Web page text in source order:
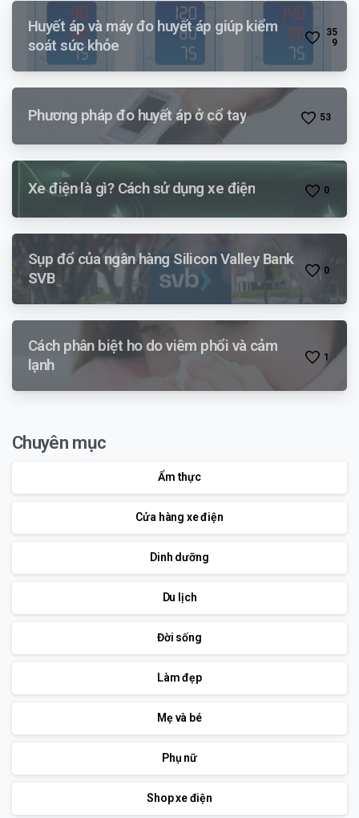
Huyết áp và máy đo huyết áp giúp kiểm
soát sức khỏe
35
9
Phương pháp đo huyết áp ở cổ tay 53
Xe điện là gì? Cách sử dụng xe điện 0
Sụp đổ của ngân hàng Silicon Valley Bank
SVB
0
Cách phân biệt ho do viêm phổi và cảm
lạnh
1
Chuyên mục
Ẩm thực
Cửa hàng xe điện
Dinh dưỡng
Du lịch
Đời sống
Làm đẹp
Mẹ và bé
Phụ nữ
Shop xe điện